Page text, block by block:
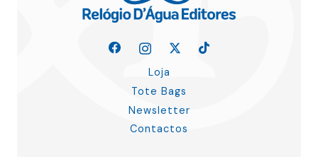
Loja
Tote Bags
Newsletter
Contactos